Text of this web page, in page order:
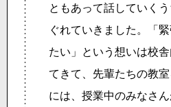
ともあって話していく
ぐれていきました。「
たい」という想いは校
てきて、先輩たちの教
には、授業中のみなさ